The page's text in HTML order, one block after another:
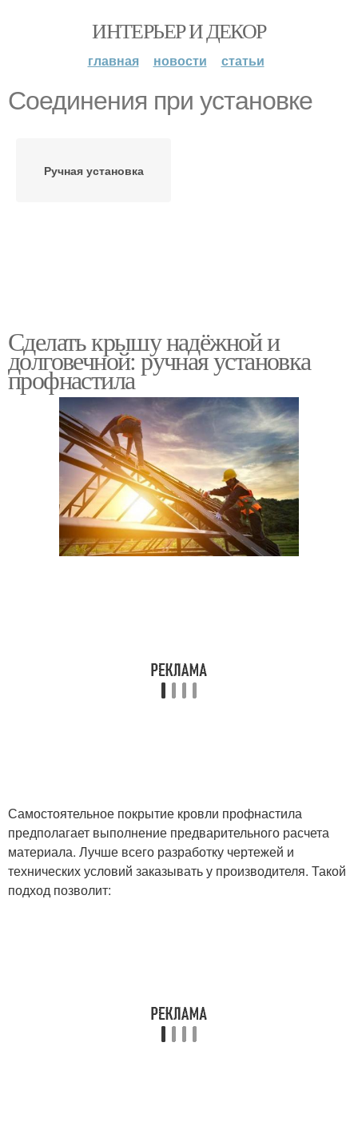
ИНТЕРЬЕР И ДЕКОР
главная новости статьи
Соединения при установке
Ручная установка
Сделать крышу надёжной и
долговечной: ручная установка
профнастила
Самостоятельное покрытие кровли профнастила
предполагает выполнение предварительного расчета
материала. Лучше всего разработку чертежей и
технических условий заказывать у производителя. Такой
подход позволит: